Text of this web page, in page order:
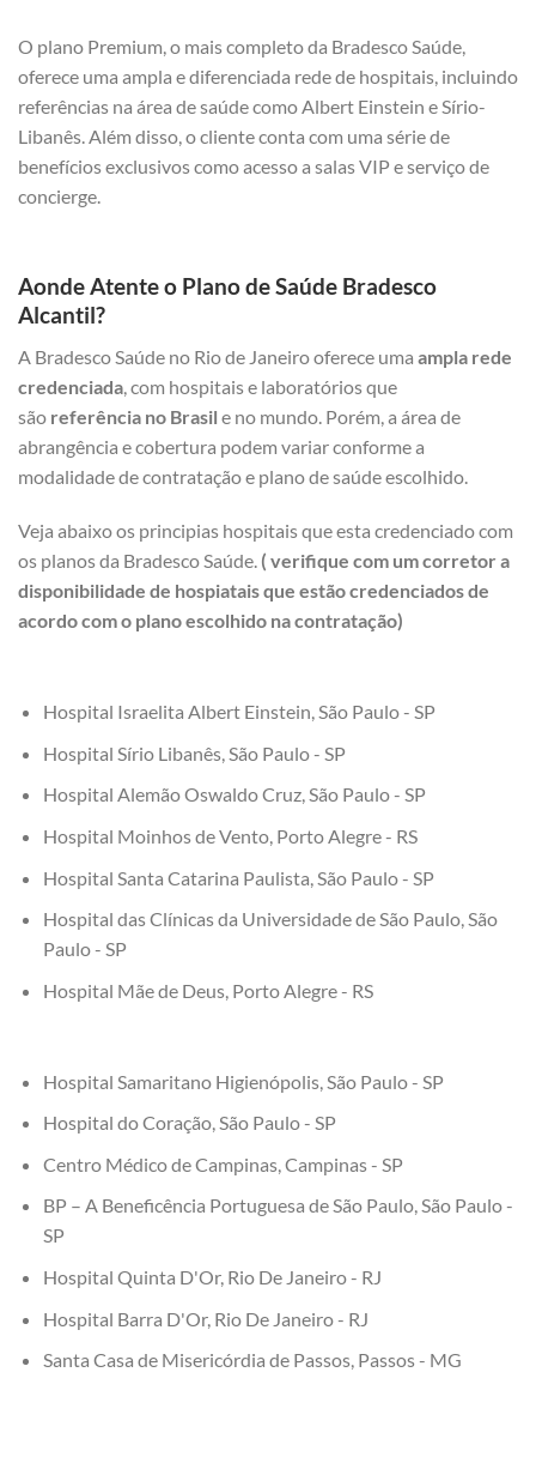
O plano Premium, o mais completo da Bradesco Saúde,
oferece uma ampla e diferenciada rede de hospitais, incluindo
referências na área de saúde como Albert Einstein e Sírio-
Libanês. Além disso, o cliente conta com uma série de
benefícios exclusivos como acesso a salas VIP e serviço de
concierge.
Aonde Atente o Plano de Saúde Bradesco
Alcantil?
A Bradesco Saúde no Rio de Janeiro oferece uma ampla rede
credenciada , com hospitais e laboratórios que
são referência no Brasil e no mundo. Porém, a área de
abrangência e cobertura podem variar conforme a
modalidade de contratação e plano de saúde escolhido.
Veja abaixo os principias hospitais que esta credenciado com
os planos da Bradesco Saúde. ( verifique com um corretor a
disponibilidade de hospiatais que estão credenciados de
acordo com o plano escolhido na contratação)
Hospital Israelita Albert Einstein, São Paulo - SP
Hospital Sírio Libanês, São Paulo - SP
Hospital Alemão Oswaldo Cruz, São Paulo - SP
Hospital Moinhos de Vento, Porto Alegre - RS
Hospital Santa Catarina Paulista, São Paulo - SP
Hospital das Clínicas da Universidade de São Paulo, São
Paulo - SP
Hospital Mãe de Deus, Porto Alegre - RS
Hospital Samaritano Higienópolis, São Paulo - SP
Hospital do Coração, São Paulo - SP
Centro Médico de Campinas, Campinas - SP
BP – A Beneficência Portuguesa de São Paulo, São Paulo -
SP
Hospital Quinta D'Or, Rio De Janeiro - RJ
Hospital Barra D'Or, Rio De Janeiro - RJ
Santa Casa de Misericórdia de Passos, Passos - MG